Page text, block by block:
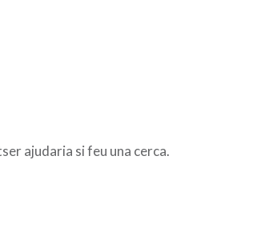
ajudaria si feu una cerca.